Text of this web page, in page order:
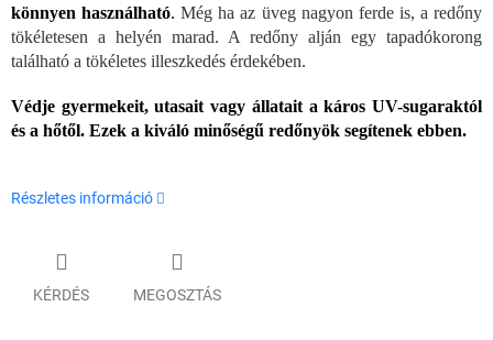
könnyen használható. Még ha az üveg nagyon ferde is, a redőny
tökéletesen a helyén marad. A redőny alján egy tapadókorong
található a tökéletes illeszkedés érdekében.
Védje gyermekeit, utasait vagy állatait a káros UV-sugaraktól
és a hőtől. Ezek a kiváló minőségű redőnyök segítenek ebben.
Részletes információ
KÉRDÉS MEGOSZTÁS